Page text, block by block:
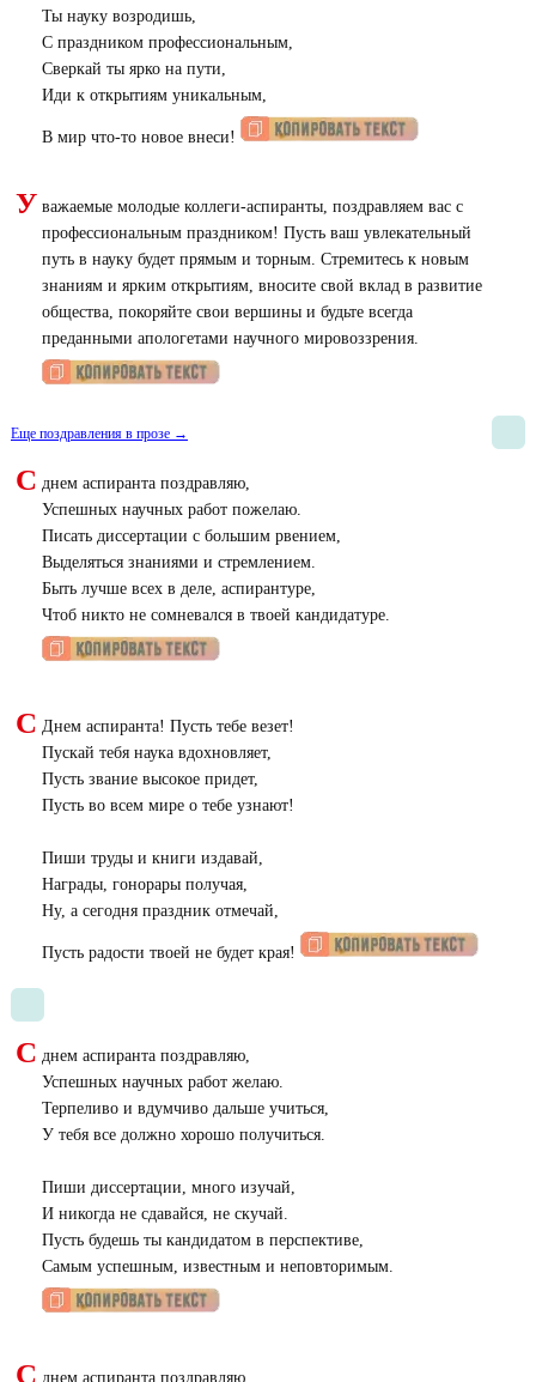
Ты науку возродишь,
С праздником профессиональным,
Сверкай ты ярко на пути,
Иди к открытиям уникальным,
В мир что-то новое внеси!
У важаемые молодые коллеги-аспиранты, поздравляем вас с
профессиональным праздником! Пусть ваш увлекательный
путь в науку будет прямым и торным. Стремитесь к новым
знаниям и ярким открытиям, вносите свой вклад в развитие
общества, покоряйте свои вершины и будьте всегда
преданными апологетами научного мировоззрения.
Еще поздравления в прозе →
С днем аспиранта поздравляю,
Успешных научных работ пожелаю.
Писать диссертации с большим рвением,
Выделяться знаниями и стремлением.
Быть лучше всех в деле, аспирантуре,
Чтоб никто не сомневался в твоей кандидатуре.
С Днем аспиранта! Пусть тебе везет!
Пускай тебя наука вдохновляет,
Пусть звание высокое придет,
Пусть во всем мире о тебе узнают!
Пиши труды и книги издавай,
Награды, гонорары получая,
Ну, а сегодня праздник отмечай,
Пусть радости твоей не будет края!
С днем аспиранта поздравляю,
Успешных научных работ желаю.
Терпеливо и вдумчиво дальше учиться,
У тебя все должно хорошо получиться.
Пиши диссертации, много изучай,
И никогда не сдавайся, не скучай.
Пусть будешь ты кандидатом в перспективе,
Самым успешным, известным и неповторимым.
С днем аспиранта поздравляю,